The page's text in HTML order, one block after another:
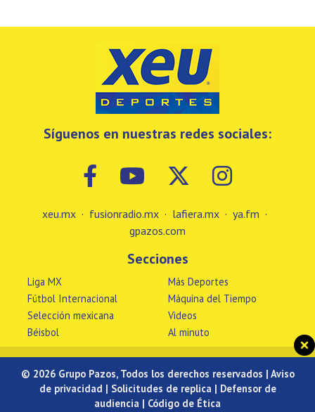
Síguenos en nuestras redes sociales:
xeu.mx · fusionradio.mx · lafiera.mx · ya.fm ·
gpazos.com
Secciones
Liga MX
Fútbol Internacional
Selección mexicana
Béisbol
Más Deportes
Máquina del Tiempo
Videos
Al minuto
© 2026 Grupo Pazos, Todos los derechos reservados | Aviso
de privacidad | Solicitudes de replica| Defensor de
audiencia | Código de Ética